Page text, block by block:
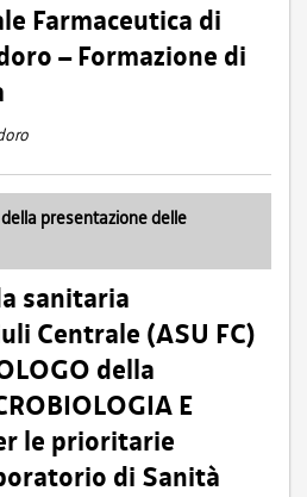
Farmaceutica di
– Formazione di
presentazione delle
sanitaria
Centrale (ASU FC)
della
E
le prioritarie
di Sanità